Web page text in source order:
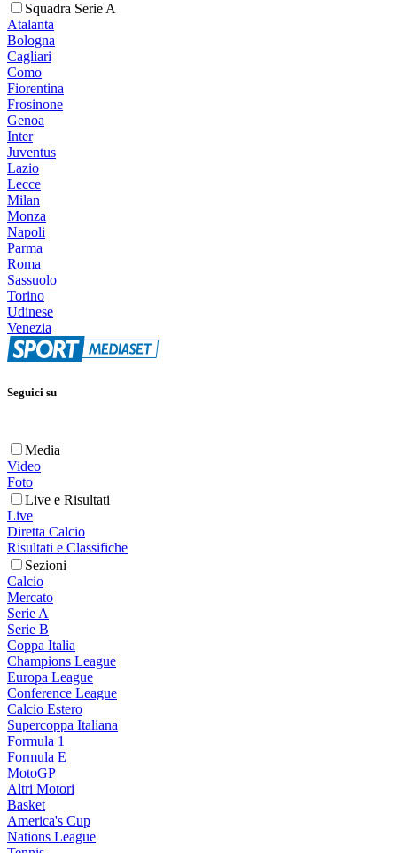
Squadra Serie A
Atalanta
Bologna
Cagliari
Como
Fiorentina
Frosinone
Genoa
Inter
Juventus
Lazio
Lecce
Milan
Monza
Napoli
Parma
Roma
Sassuolo
Torino
Udinese
Venezia
Seguici su
Media
Video
Foto
Live e Risultati
Live
Diretta Calcio
Risultati e Classifiche
Sezioni
Calcio
Mercato
Serie A
Serie B
Coppa Italia
Champions League
Europa League
Conference League
Calcio Estero
Supercoppa Italiana
Formula 1
Formula E
MotoGP
Altri Motori
Basket
America's Cup
Nations League